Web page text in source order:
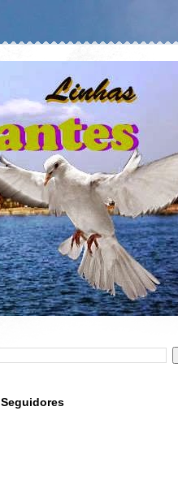
Seguidores